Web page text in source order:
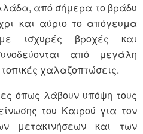
από σήμερα το βράδυ
και αύριο το απόγευμα
ισχυρές βροχές και
από μεγάλη
χαλαζοπτώσεις.
όπως λάβουν υπόψη τους
του Καιρού για τον
μετακινήσεων και των